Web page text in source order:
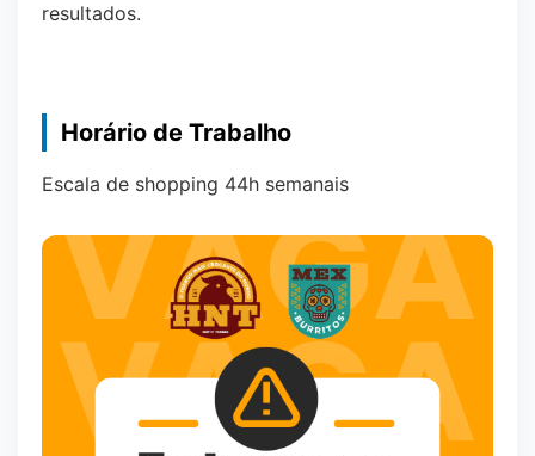
resultados.
Horário de Trabalho
Escala de shopping 44h semanais